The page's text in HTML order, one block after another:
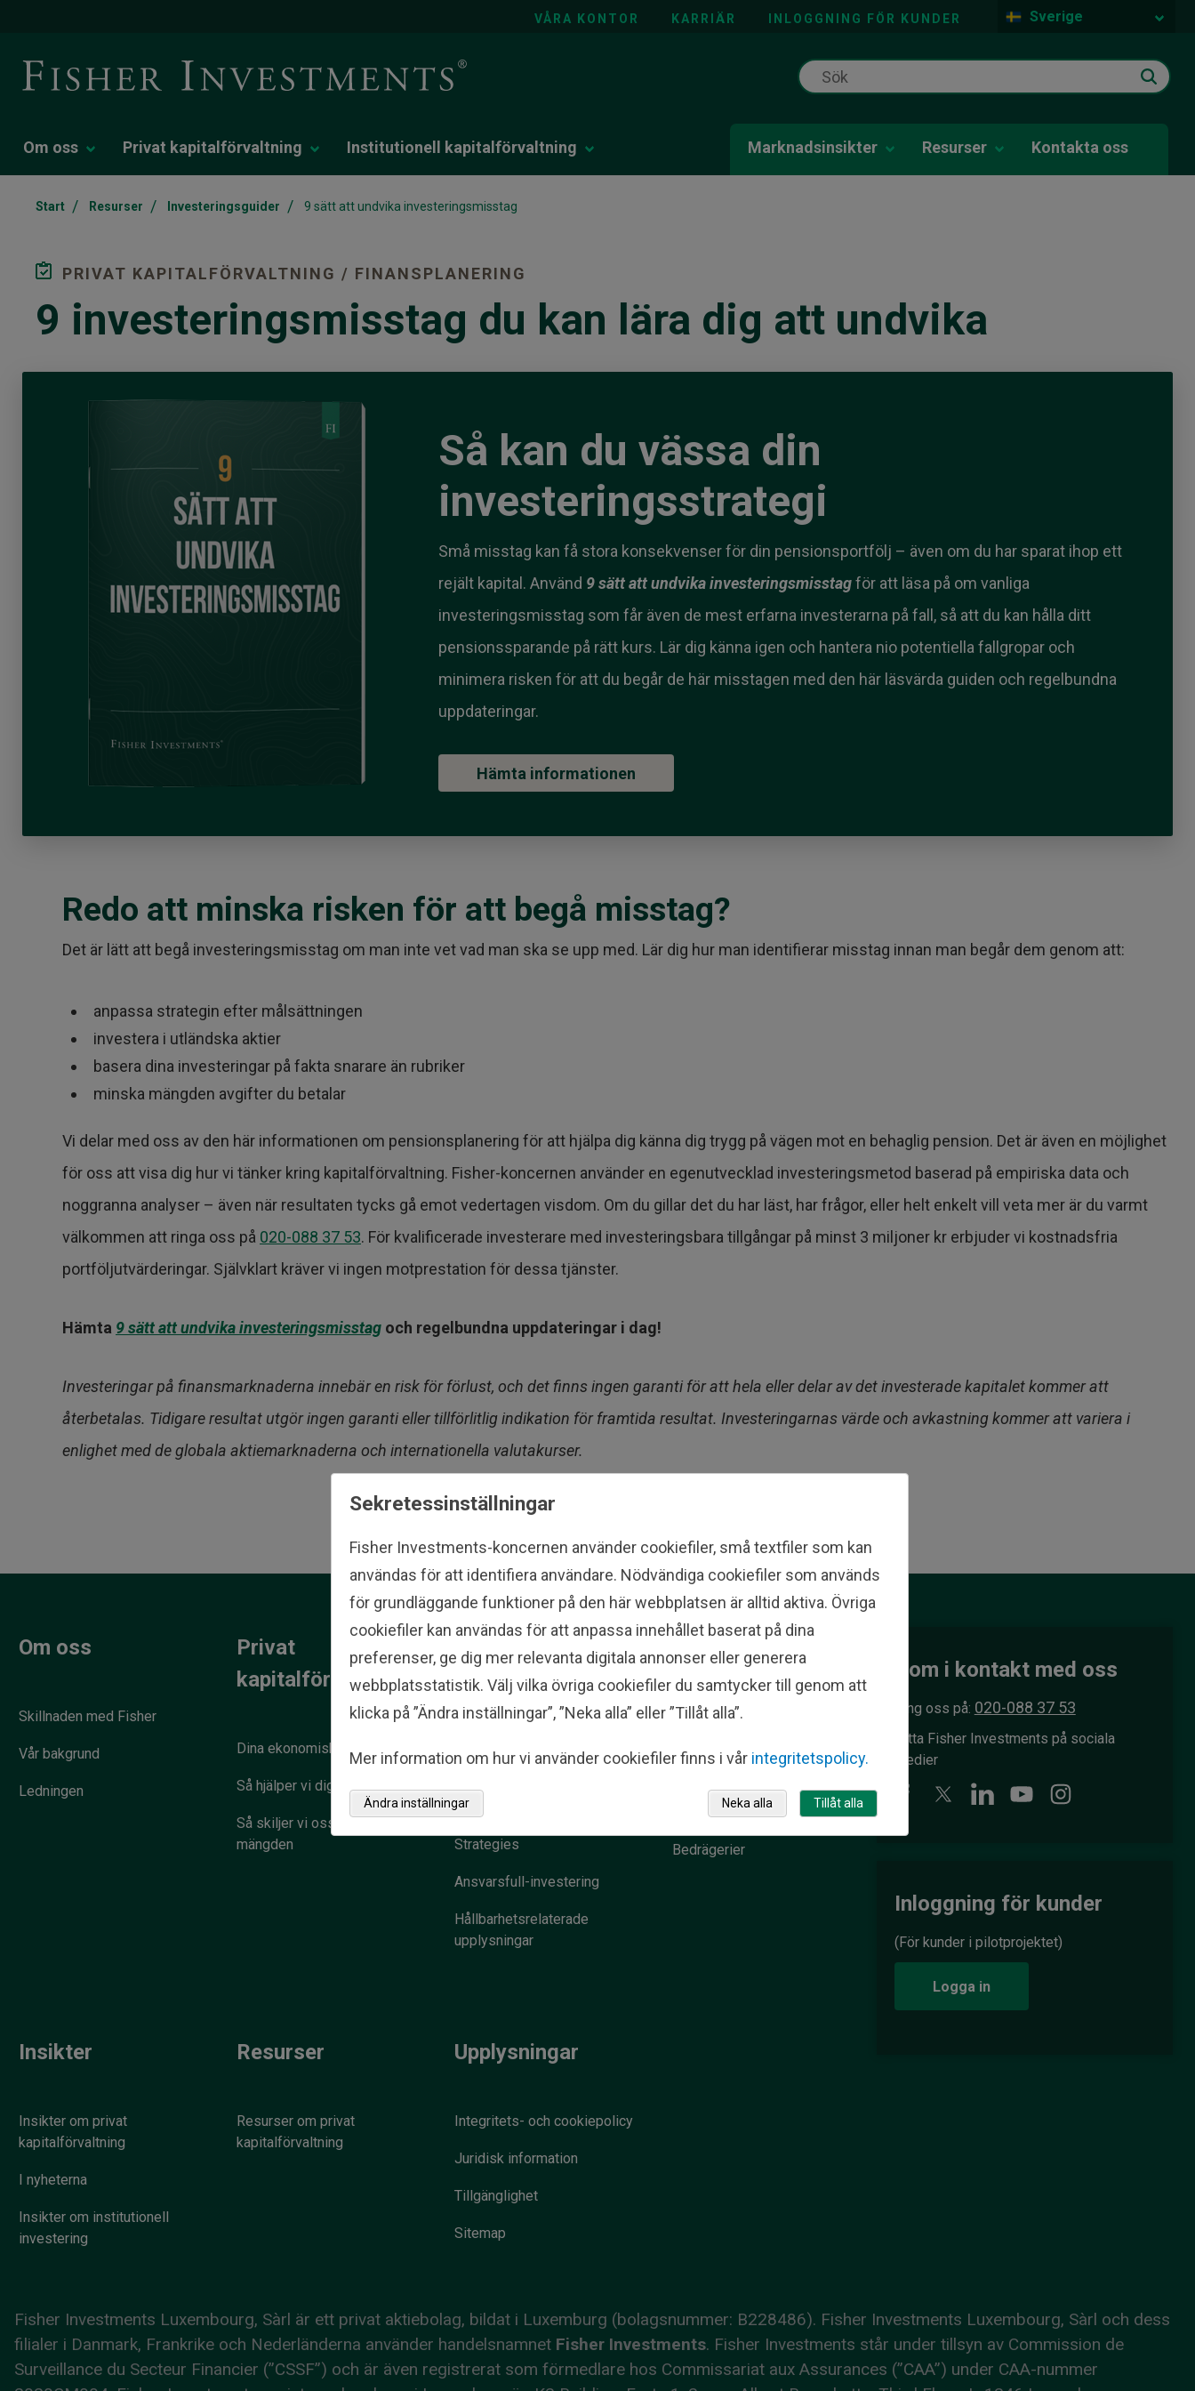
VÅRA KONTOR KARRIÄR INLOGGNING FÖR KUNDER Sverige
Om oss Privat kapitalförvaltning Institutionell kapitalförvaltning Marknadsinsikter Resurser Kontakta oss
Start / Resurser / Investeringsguider / 9 sätt att undvika investeringsmisstag
PRIVAT KAPITALFÖRVALTNING / FINANSPLANERING
9 investeringsmisstag du kan lära dig att undvika
Så kan du vässa din
investeringsstrategi
Små misstag kan få stora konsekvenser för din pensionsportfölj – även om du har sparat ihop ett
rejält kapital. Använd 9 sätt att undvika investeringsmisstagför att läsa på om vanliga
investeringsmisstag som får även de mest erfarna investerarna på fall, så att du kan hålla ditt
pensionssparande på rätt kurs. Lär dig känna igen och hantera nio potentiella fallgropar och
minimera risken för att du begår de här misstagen med den här läsvärda guiden och regelbundna
uppdateringar.
Hämta informationen
Redo att minska risken för att begå misstag?
Det är lätt att begå investeringsmisstag om man inte vet vad man ska se upp med. Lär dig hur man identifierar misstag innan man begår dem genom att:
anpassa strategin efter målsättningen
investera i utländska aktier
basera dina investeringar på fakta snarare än rubriker
minska mängden avgifter du betalar
Vi delar med oss av den här informationen om pensionsplanering för att hjälpa dig känna dig trygg på vägen mot en behaglig pension. Det är även en möjlighet
för oss att visa dig hur vi tänker kring kapitalförvaltning. Fisher-koncernen använder en egenutvecklad investeringsmetod baserad på empiriska data och
noggranna analyser – även när resultaten tycks gå emot vedertagen visdom. Om du gillar det du har läst, har frågor, eller helt enkelt vill veta mer är du varmt
välkommen att ringa oss på 020-088 37 53. För kvalificerade investerare med investeringsbara tillgångar på minst 3 miljoner kr erbjuder vi kostnadsfria
portföljutvärderingar. Självklart kräver vi ingen motprestation för dessa tjänster.
Hämta 9 sätt att undvika investeringsmisstag och regelbundna uppdateringar i dag!
Investeringar på finansmarknaderna innebär en risk för förlust, och det finns ingen garanti för att hela eller delar av det investerade kapitalet kommer att
återbetalas. Tidigare resultat utgör ingen garanti eller tillförlitlig indikation för framtida resultat. Investeringarnas värde och avkastning kommer att variera i
enlighet med de globala aktiemarknaderna och internationella valutakurser.
Om oss
Skillnaden med Fisher
Vår bakgrund
Ledningen
Privat
kapitalförvaltning
Dina ekonomiska mål
Så hjälper vi dig
Så skiljer vi oss från
mängden
Institutional
Investing
Who We Serve
Top-Down Investment
Process
Strategies
Ansvarsfull-investering
Hållbarhetsrelaterade
upplysningar
Kontakta oss
Våra kontor
Presskontakter
Omdömen om Fisher
Investments
Bedrägerier
Insikter
Insikter om privat
kapitalförvaltning
I nyheterna
Insikter om institutionell
investering
Resurser
Resurser om privat
kapitalförvaltning
Upplysningar
Integritets- och cookiepolicy
Juridisk information
Tillgänglighet
Sitemap
Kom i kontakt med oss
Ring oss på: 020-088 37 53
Hitta Fisher Investments på sociala
medier
Inloggning för kunder
(För kunder i pilotprojektet)
Logga in
Fisher Investments Luxembourg, Sàrl är ett privat aktiebolag, bildat i Luxemburg (bolagsnummer: B228486). Fisher Investments Luxembourg, Sàrl och dess
filialer i Danmark, Frankrike och Nederländerna använder handelsnamnet Fisher Investments. Fisher Investments står under tillsyn av Commission de
Surveillance du Secteur Financier (”CSSF”) och är även registrerat som förmedlare hos Commissariat aux Assurances (”CAA”) under CAA-nummer
Sekretessinställningar
Fisher Investments-koncernen använder cookiefiler, små textfiler som kan
användas för att identifiera användare. Nödvändiga cookiefiler som används
för grundläggande funktioner på den här webbplatsen är alltid aktiva. Övriga
cookiefiler kan användas för att anpassa innehållet baserat på dina
preferenser, ge dig mer relevanta digitala annonser eller generera
webbplatsstatistik. Välj vilka övriga cookiefiler du samtycker till genom att
klicka på ”Ändra inställningar”, ”Neka alla” eller ”Tillåt alla”.
Mer information om hur vi använder cookiefiler finns i vår integritetspolicy.
Tillåt alla
Neka alla
Ändra inställningar